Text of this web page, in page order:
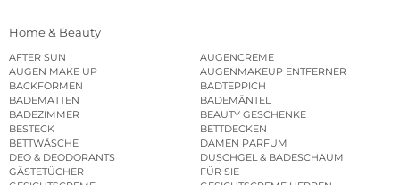
Home & Beauty
AFTER SUN
AUGENCREME
AUGEN MAKE UP
AUGENMAKEUP ENTFERNER
BACKFORMEN
BADTEPPICH
BADEMATTEN
BADEMÄNTEL
BADEZIMMER
BEAUTY GESCHENKE
BESTECK
BETTDECKEN
BETTWÄSCHE
DAMEN PARFUM
DEO & DEODORANTS
DUSCHGEL & BADESCHAUM
GÄSTETÜCHER
FÜR SIE